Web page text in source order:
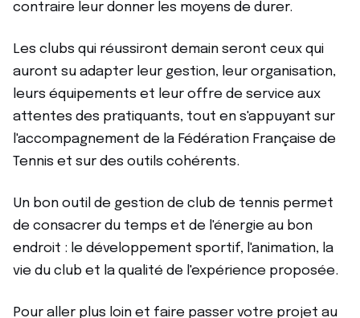
contraire leur donner les moyens de durer.
Les clubs qui réussiront demain seront ceux qui
auront su adapter leur gestion, leur organisation,
leurs équipements et leur offre de service aux
attentes des pratiquants, tout en s'appuyant sur
l'accompagnement de la Fédération Française de
Tennis et sur des outils cohérents.
Un bon outil de gestion de club de tennis permet
de consacrer du temps et de l'énergie au bon
endroit : le développement sportif, l'animation, la
vie du club et la qualité de l'expérience proposée.
Pour aller plus loin et faire passer votre projet au